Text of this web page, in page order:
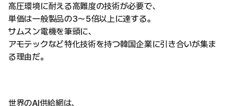
高圧環境に耐える高難度の技術が必要で、
単価は一般製品の3〜5倍以上に達する。
サムスン電機を筆頭に、
アモテックなど特化技術を持つ韓国企業に引き合いが集ま
る理由だ。
世界のAI供給網は、